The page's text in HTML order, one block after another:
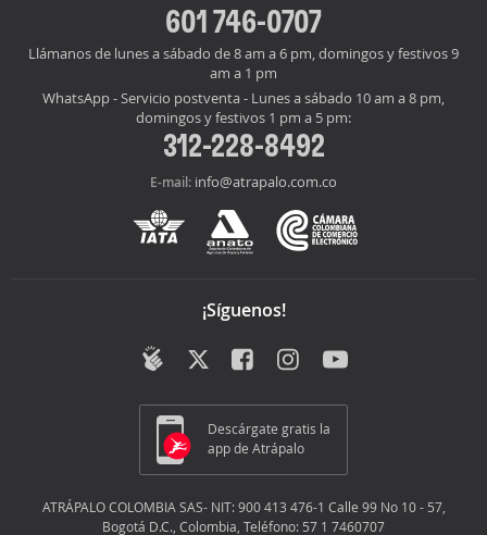
601 746-0707
Llámanos de lunes a sábado de 8 am a 6 pm, domingos y festivos 9
am a 1 pm
WhatsApp - Servicio postventa - Lunes a sábado 10 am a 8 pm,
domingos y festivos 1 pm a 5 pm:
312-228-8492
E-mail: info@atrapalo.com.co
¡Síguenos!
Descárgate gratis la
app de Atrápalo
ATRÁPALO COLOMBIA SAS- NIT: 900 413 476-1 Calle 99 No 10 - 57,
Bogotá D.C., Colombia, Teléfono: 57 1 7460707